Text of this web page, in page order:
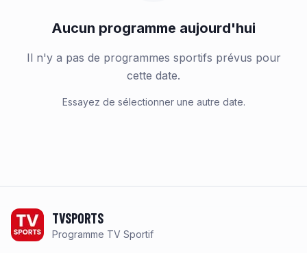
Aucun programme aujourd'hui
Il n'y a pas de programmes sportifs prévus pour
cette date.
Essayez de sélectionner une autre date.
TVSPORTS
Programme TV Sportif